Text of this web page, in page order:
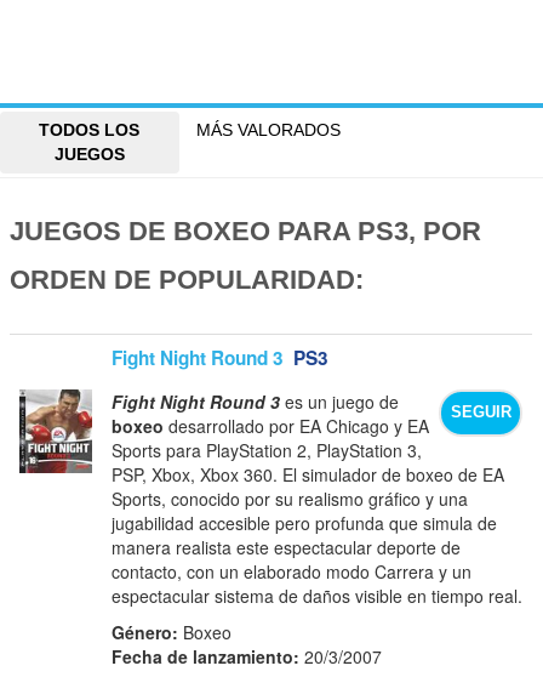
TODOS LOS
JUEGOS
MÁS VALORADOS
JUEGOS DE BOXEO PARA PS3, POR
ORDEN DE POPULARIDAD:
Fight Night Round 3 PS3
SEGUIR
Fight Night Round 3 es un juego de
boxeo desarrollado por EA Chicago y EA
Sports para PlayStation 2, PlayStation 3,
PSP, Xbox, Xbox 360. El simulador de boxeo de EA
Sports, conocido por su realismo gráfico y una
jugabilidad accesible pero profunda que simula de
manera realista este espectacular deporte de
contacto, con un elaborado modo Carrera y un
espectacular sistema de daños visible en tiempo real.
Género: Boxeo
Fecha de lanzamiento: 20/3/2007